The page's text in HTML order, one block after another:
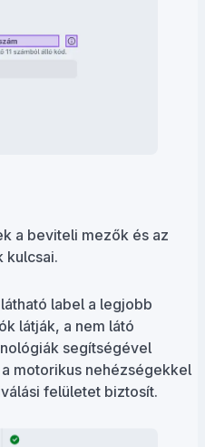
a beviteli mezők és az
kulcsai.
label a legjobb
látják, a nem látó
segítségével
motorikus nehézségekkel
felületet biztosít.